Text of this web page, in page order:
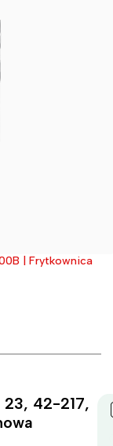
| Frytkownica
23, 42-217,